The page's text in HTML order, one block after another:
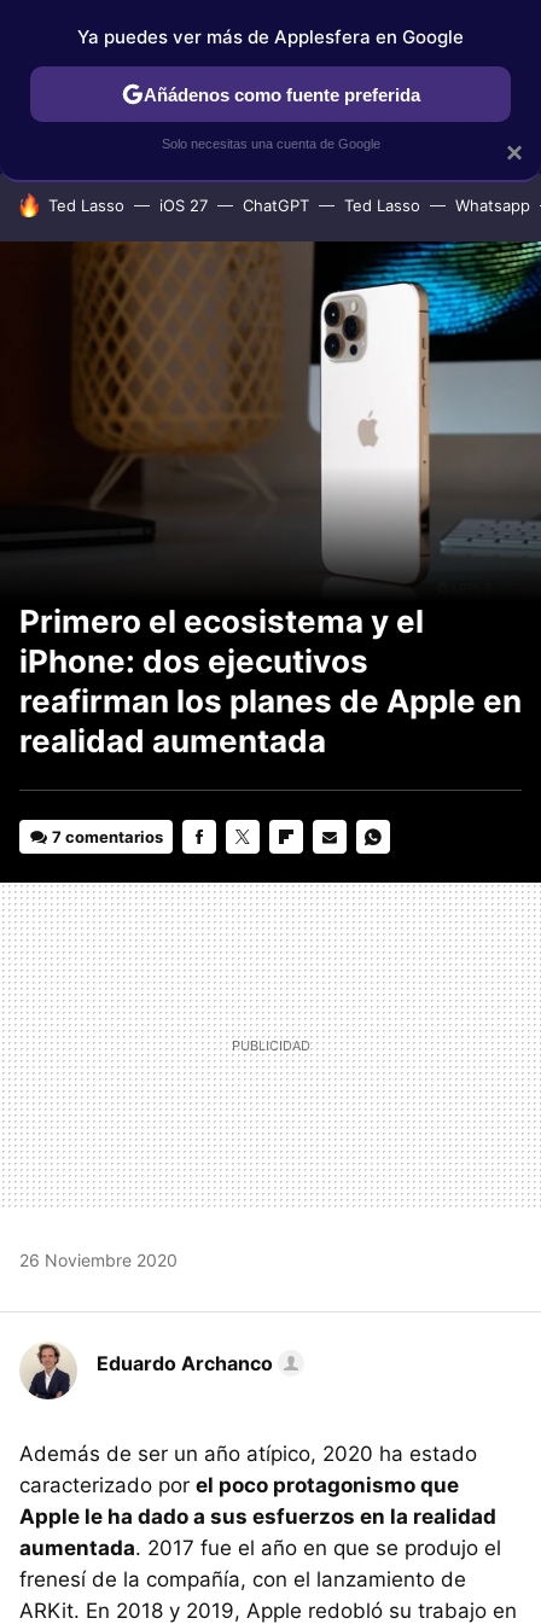
IPHONE TUTORIALES APPLESFERA SELECCIÓN
HOY SE HABLA DE
Ted Lasso iOS 27 ChatGPT Ted Lasso Whatsapp
Primero el ecosistema y el
iPhone: dos ejecutivos
reafirman los planes de Apple en
realidad aumentada
7 comentarios
MAIL
26 Noviembre 2020
Eduardo Archanco
Además de ser un año atípico, 2020 ha estado
caracterizado por el poco protagonismo que
Apple le ha dado a sus esfuerzos en la realidad
aumentada. 2017 fue el año en que se produjo el
frenesí de la compañía, con el lanzamiento de
ARKit. En 2018 y 2019, Apple redobló su trabajo en
×
Ya puedes ver más de Applesfera en Google
Añádenos como fuente preferida
Solo necesitas una cuenta de Google